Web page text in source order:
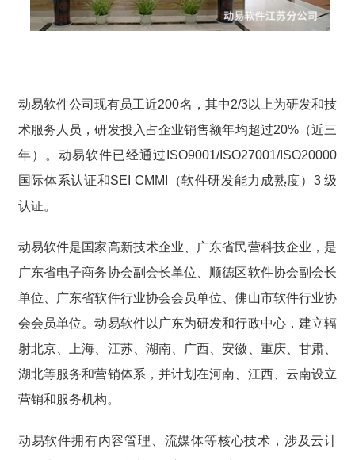
动易软件公司现有员工近200名，其中2/3以上为研发和技
术服务人员，研发投入占企业销售额年均超过20%（近三
年）。动易软件已经通过ISO9001/ISO27001/ISO20000
国际体系认证和SEI CMMI（软件研发能力成熟度）3 级
认证。
动易软件是国家高新技术企业、广东省民营科技企业，是
广东省电子商务协会副会长单位、顺德区软件协会副会长
单位、广东省软件行业协会会员单位、佛山市软件行业协
会会员单位。动易软件以广东为研发和行政中心，建立辐
射北京、上海、江苏、湖南、广西、安徽、重庆、甘肃、
湖北等服务和营销体系，并计划在河南、江西、云南设立
营销和服务机构。
动易软件拥有内容管理、流媒体等核心技术，涉及云计